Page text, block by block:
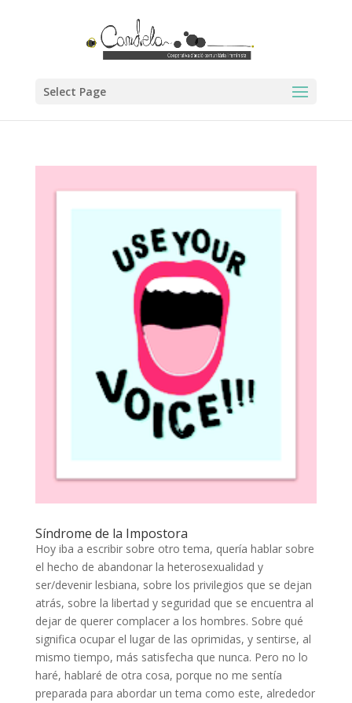
Select Page
Síndrome de la Impostora
Hoy iba a escribir sobre otro tema, quería hablar sobre
el hecho de abandonar la heterosexualidad y
ser/devenir lesbiana, sobre los privilegios que se dejan
atrás, sobre la libertad y seguridad que se encuentra al
dejar de querer complacer a los hombres. Sobre qué
significa ocupar el lugar de las oprimidas, y sentirse, al
mismo tiempo, más satisfecha que nunca. Pero no lo
haré, hablaré de otra cosa, porque no me sentía
preparada para abordar un tema como este, alrededor